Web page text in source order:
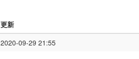
更新
2020-09-29 21:55